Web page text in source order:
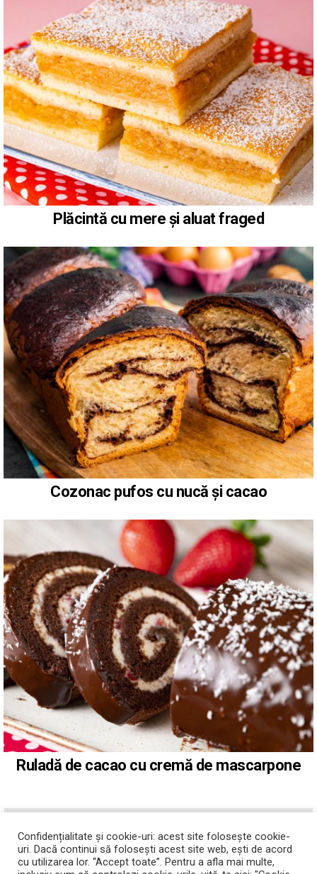
Plăcintă cu mere și aluat fraged
Cozonac pufos cu nucă și cacao
Ruladă de cacao cu cremă de mascarpone
Confidențialitate și cookie-uri: acest site folosește cookie-
uri. Dacă continui să folosești acest site web, ești de acord
cu utilizarea lor. “Accept toate”. Pentru a afla mai multe,